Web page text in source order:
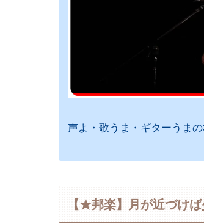
声よ・歌うま・ギターうま
【★邦楽】月が近づけ